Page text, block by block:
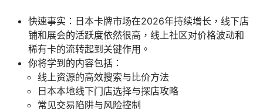
快速事实：日本卡牌市场在2026年持续增长，线下店
铺和展会的活跃度依然很高，线上社区对价格波动和
稀有卡的流转起到关键作用。
你将学到的内容包括：
线上资源的高效搜索与比价方法
日本本地线下门店选择与探店攻略
常见交易陷阱与风险控制